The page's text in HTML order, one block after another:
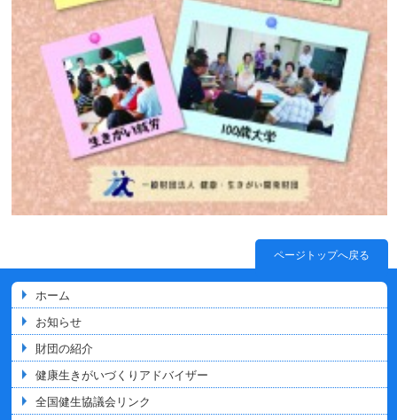
ページトップへ戻る
ホーム
お知らせ
財団の紹介
健康生きがいづくりアドバイザー
全国健生協議会リンク